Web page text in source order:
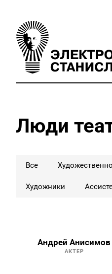
Люди
Все
Художники
Андрей Анисимов
АКТЕР